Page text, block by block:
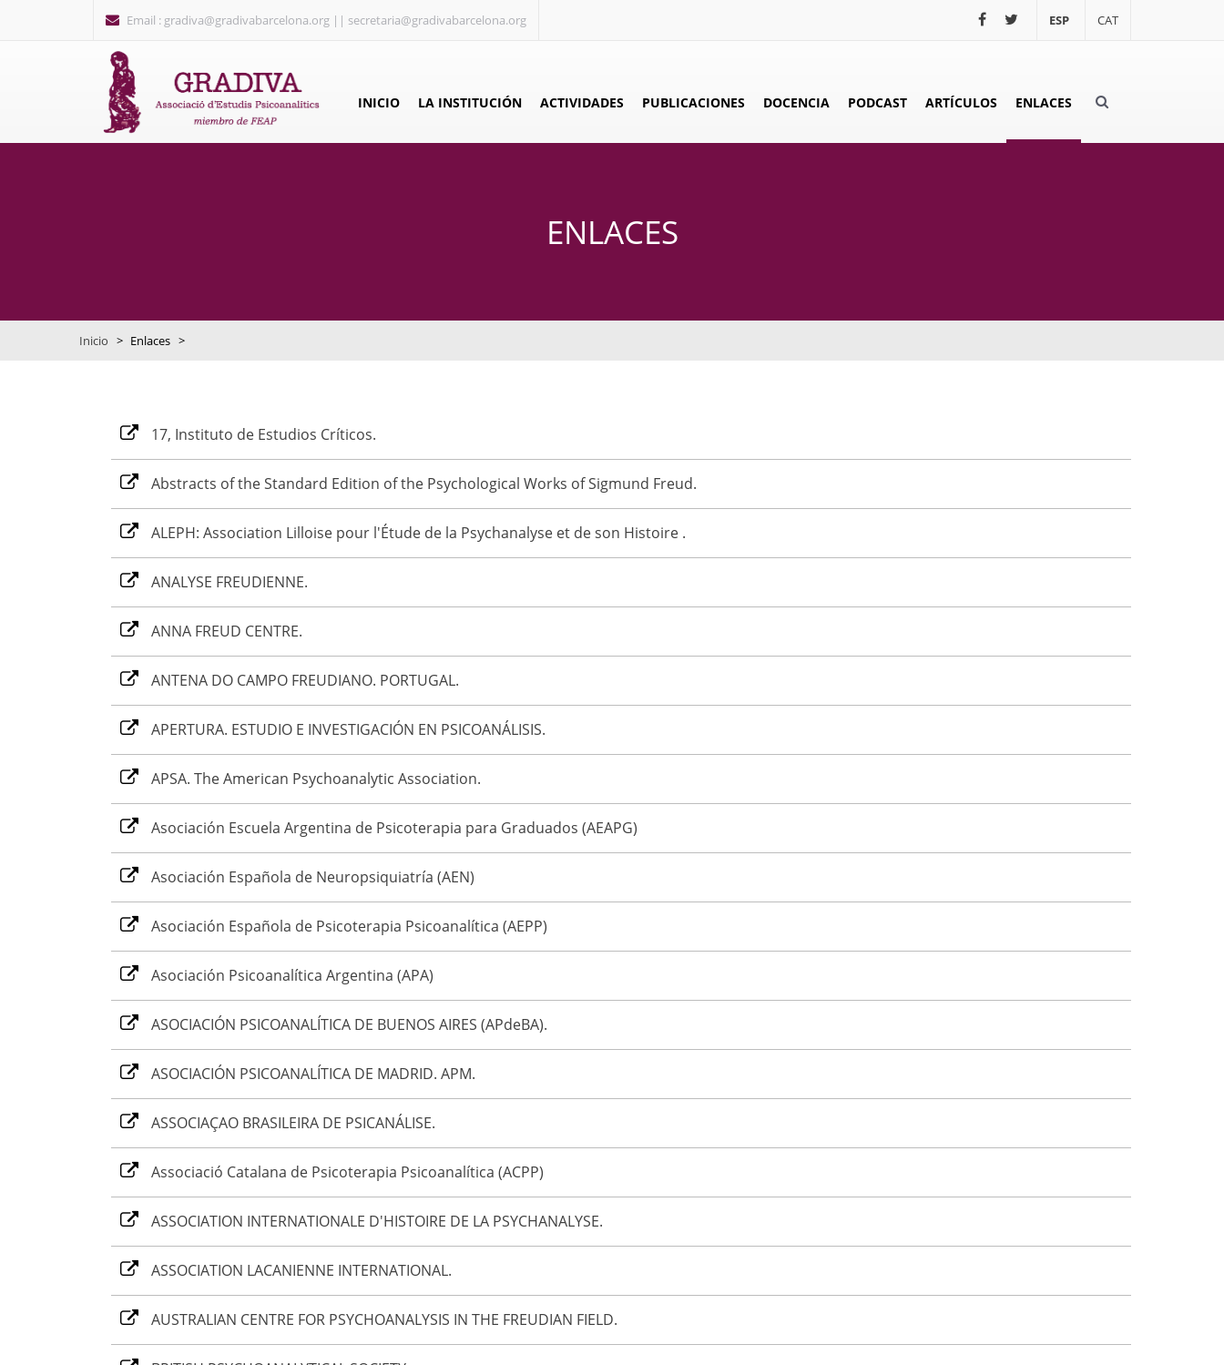
Pasar al contenido principalEmail : gradiva@gradivabarcelona.org || secretaria@gradivabarcelona.org ESP CAT
INICIO LA INSTITUCIÓN ACTIVIDADES PUBLICACIONES DOCENCIA PODCAST ARTÍCULOS ENLACES
ENLACES
Inicio > Enlaces >
17, Instituto de Estudios Críticos.
Abstracts of the Standard Edition of the Psychological Works of Sigmund Freud.
ALEPH: Association Lilloise pour l'Étude de la Psychanalyse et de son Histoire .
ANALYSE FREUDIENNE.
ANNA FREUD CENTRE.
ANTENA DO CAMPO FREUDIANO. PORTUGAL.
APERTURA. ESTUDIO E INVESTIGACIÓN EN PSICOANÁLISIS.
APSA. The American Psychoanalytic Association.
Asociación Escuela Argentina de Psicoterapia para Graduados (AEAPG)
Asociación Española de Neuropsiquiatría (AEN)
Asociación Española de Psicoterapia Psicoanalítica (AEPP)
Asociación Psicoanalítica Argentina (APA)
ASOCIACIÓN PSICOANALÍTICA DE BUENOS AIRES (APdeBA).
ASOCIACIÓN PSICOANALÍTICA DE MADRID. APM.
ASSOCIAÇAO BRASILEIRA DE PSICANÁLISE.
Associació Catalana de Psicoterapia Psicoanalítica (ACPP)
ASSOCIATION INTERNATIONALE D'HISTOIRE DE LA PSYCHANALYSE.
ASSOCIATION LACANIENNE INTERNATIONAL.
AUSTRALIAN CENTRE FOR PSYCHOANALYSIS IN THE FREUDIAN FIELD.